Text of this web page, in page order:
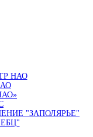
НАО
"ЗАПОЛЯРЬЕ"